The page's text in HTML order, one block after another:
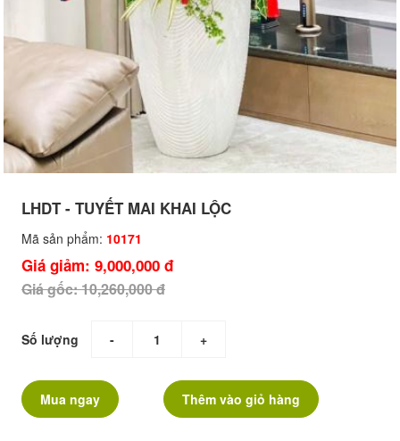
LHDT - TUYẾT MAI KHAI LỘC
Mã sản phẩm: 10171
Giá giảm: 9,000,000 đ
Giá gốc: 10,260,000 đ
Số lượng - +
Mua ngay Thêm vào giỏ hàng